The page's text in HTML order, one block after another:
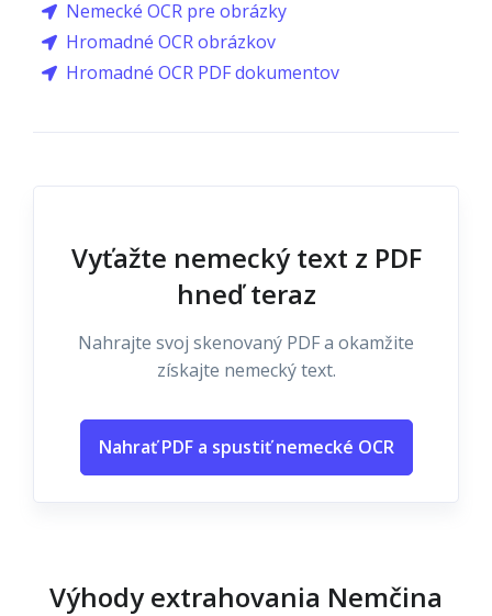
Nemecké OCR pre obrázky
Hromadné OCR obrázkov
Hromadné OCR PDF dokumentov
Vyťažte nemecký text z PDF
hneď teraz
Nahrajte svoj skenovaný PDF a okamžite
získajte nemecký text.
Nahrať PDF a spustiť nemecké OCR
Výhody extrahovania Nemčina